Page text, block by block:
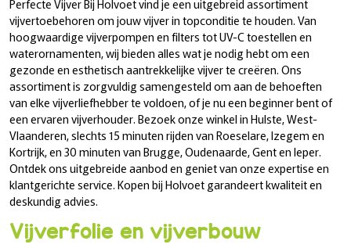
Perfecte Vijver Bij Holvoet vind je een uitgebreid assortiment
vijvertoebehoren om jouw vijver in topconditie te houden. Van
hoogwaardige vijverpompen en filters tot UV-C toestellen en
waterornamenten, wij bieden alles wat je nodig hebt om een
gezonde en esthetisch aantrekkelijke vijver te creëren. Ons
assortiment is zorgvuldig samengesteld om aan de behoeften
van elke vijverliefhebber te voldoen, of je nu een beginner bent of
een ervaren vijverhouder. Bezoek onze winkel in Hulste, West-
Vlaanderen, slechts 15 minuten rijden van Roeselare, Izegem en
Kortrijk, en 30 minuten van Brugge, Oudenaarde, Gent en Ieper.
Ontdek ons uitgebreide aanbod en geniet van onze expertise en
klantgerichte service. Kopen bij Holvoet garandeert kwaliteit en
deskundig advies.
Vijverfolie en vijverbouw